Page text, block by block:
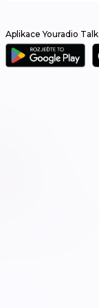
Aplikace Youradio Talk